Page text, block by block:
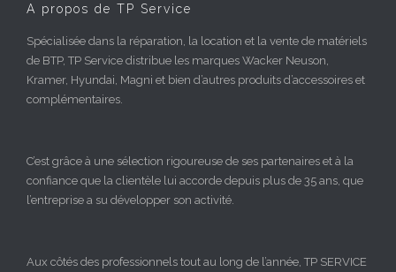
A propos de TP Service
Spécialisée dans la réparation, la location et la vente de matériels
de BTP, TP Service distribue les marques Wacker Neuson,
Kramer, Hyundai, Magni et bien d’autres produits d’accessoires et
complémentaires.
C’est grâce à une sélection rigoureuse de ses partenaires et à la
confiance que la clientèle lui accorde depuis plus de 35 ans, que
l’entreprise a su développer son activité.
Aux côtés des professionnels tout au long de l’année, TP SERVICE